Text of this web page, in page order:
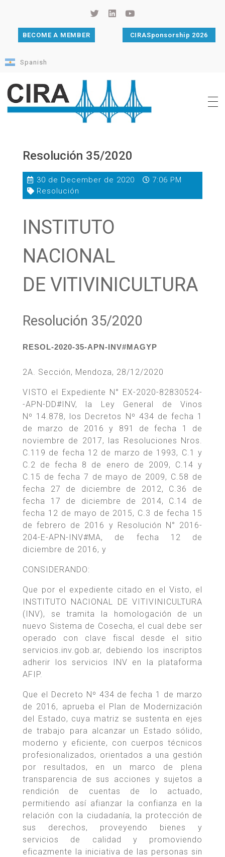
BECOME A MEMBER CIRASponsorship 2026
Spanish
Resolución 35/2020
30 de December de 2020
7:06 PM
Resolución
INSTITUTO
NACIONAL
DE VITIVINICULTURA
Resolución 35/2020
RESOL-2020-35-APN-INV#MAGYP
2A. Sección, Mendoza, 28/12/2020
VISTO el Expediente N° EX-2020-82830524-
-APN-DD#INV, la Ley General de Vinos
Nº 14.878, los Decretos Nº 434 de fecha 1
de marzo de 2016 y 891 de fecha 1 de
noviembre de 2017, las Resoluciones Nros.
C.119 de fecha 12 de marzo de 1993, C.1 y
C.2 de fecha 8 de enero de 2009, C.14 y
C.15 de fecha 7 de mayo de 2009, C.58 de
fecha 27 de diciembre de 2012, C.36 de
fecha 17 de diciembre de 2014, C.14 de
fecha 12 de mayo de 2015, C.3 de fecha 15
de febrero de 2016 y Resolución N° 2016-
204-E-APN-INV#MA, de fecha 12 de
diciembre de 2016, y
CONSIDERANDO:
Que por el expediente citado en el Visto, el
INSTITUTO NACIONAL DE VITIVINICULTURA
(INV), se tramita la homologación de un
nuevo Sistema de Cosecha, el cual debe ser
operado con clave fiscal desde el sitio
servicios.inv.gob.ar, debiendo los inscriptos
adherir los servicios INV en la plataforma
AFIP.
Que el Decreto Nº 434 de fecha 1 de marzo
de 2016, aprueba el Plan de Modernización
del Estado, cuya matriz se sustenta en ejes
de trabajo para alcanzar un Estado sólido,
moderno y eficiente, con cuerpos técnicos
profesionalizados, orientados a una gestión
por resultados, en un marco de plena
transparencia de sus acciones y sujetos a
rendición de cuentas de lo actuado,
permitiendo así afianzar la confianza en la
relación con la ciudadanía, la protección de
sus derechos, proveyendo bienes y
servicios de calidad y promoviendo
eficazmente la iniciativa de las personas sin